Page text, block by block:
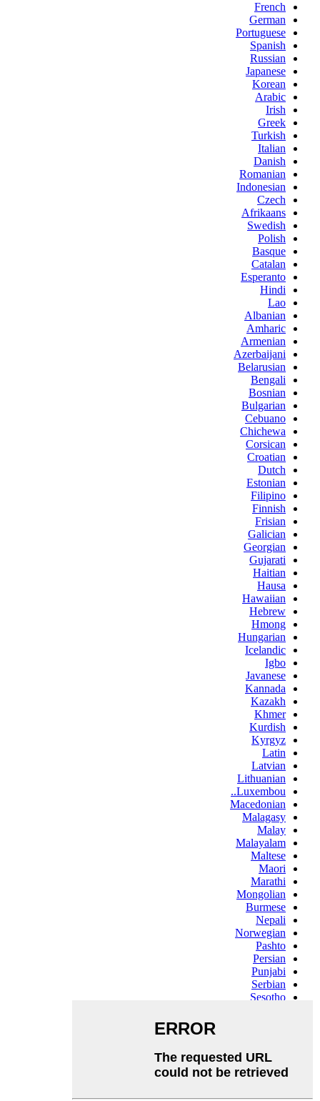
French
German
Portuguese
Spanish
Russian
Japanese
Korean
Arabic
Irish
Greek
Turkish
Italian
Danish
Romanian
Indonesian
Czech
Afrikaans
Swedish
Polish
Basque
Catalan
Esperanto
Hindi
Lao
Albanian
Amharic
Armenian
Azerbaijani
Belarusian
Bengali
Bosnian
Bulgarian
Cebuano
Chichewa
Corsican
Croatian
Dutch
Estonian
Filipino
Finnish
Frisian
Galician
Georgian
Gujarati
Haitian
Hausa
Hawaiian
Hebrew
Hmong
Hungarian
Icelandic
Igbo
Javanese
Kannada
Kazakh
Khmer
Kurdish
Kyrgyz
Latin
Latvian
Lithuanian
Luxembou..
Macedonian
Malagasy
Malay
Malayalam
Maltese
Maori
Marathi
Mongolian
Burmese
Nepali
Norwegian
Pashto
Persian
Punjabi
Serbian
Sesotho
Samoan
Scots Gaelic